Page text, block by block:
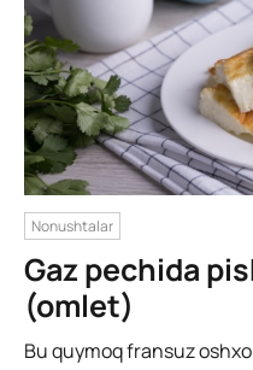
Nonushtalar
Gaz pechida
(omlet)
Bu quymoq fransuz